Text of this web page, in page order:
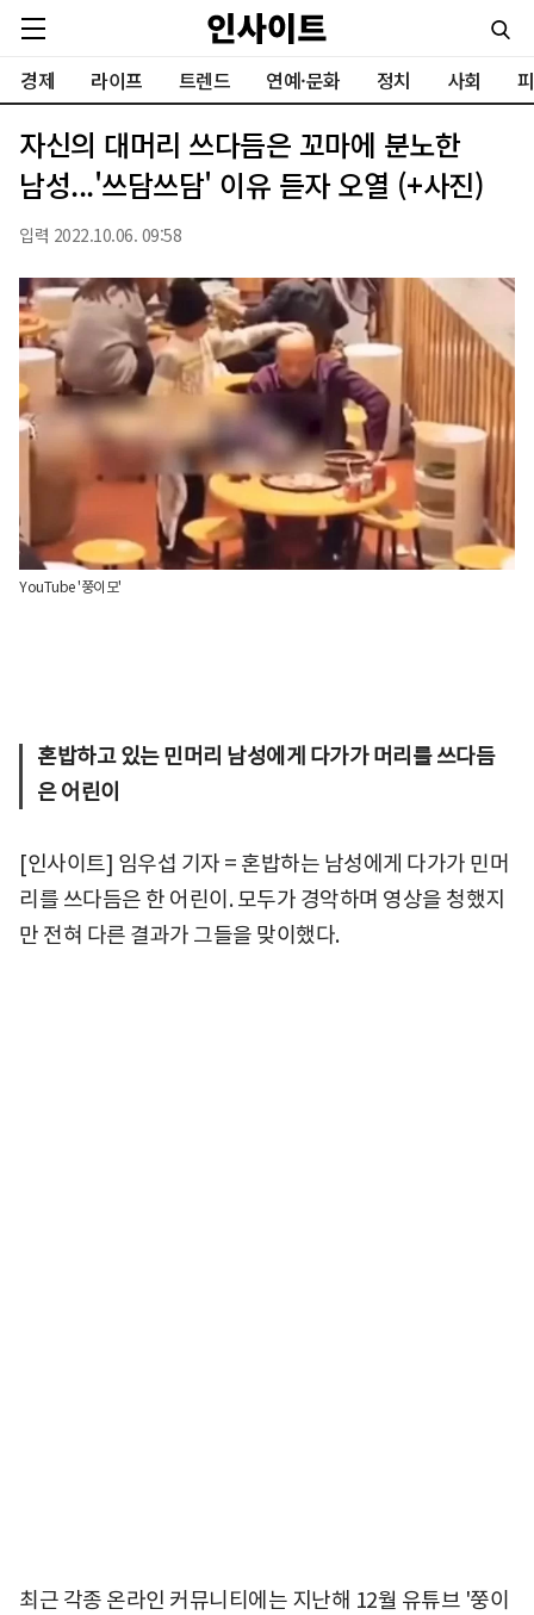
경제 라이프 트렌드 연예·문화 정치 사회
자신의 대머리 쓰다듬은 꼬마에 분노한
남성...'쓰담쓰담' 이유 듣자 오열 (+사진)
입력 2022.10.06. 09:58
YouTube '쭝이모'
혼밥하고 있는 민머리 남성에게 다가가 머리를 쓰다듬
은 어린이
[인사이트] 임우섭 기자 = 혼밥하는 남성에게 다가가 민머
리를 쓰다듬은 한 어린이. 모두가 경악하며 영상을 청했지
만 전혀 다른 결과가 그들을 맞이했다.
최근 각종 온라인 커뮤니티에는 지난해 12월 유튜브 '쭝이